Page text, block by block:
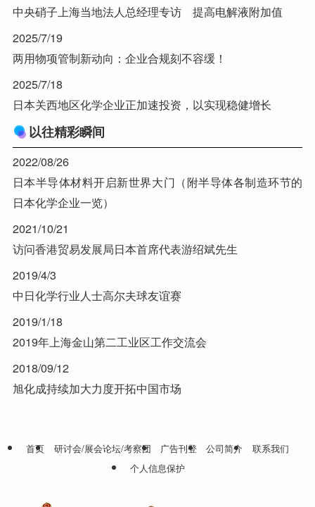
中央硝子上海当地法人总经理专访 提高电解液附加值
2025/7/19
两用物项管制新动向：企业合规刻不容缓！
2025/7/18
日本关西地区化学企业正加速投资，以实现稳健增长
以往精彩瞬间
2022/08/26
日本半导体材料开启新世界大门（附半导体各制造环节的
日本化学企业一览）
2021/10/21
访问香港贸易发展局日本首席代表游绍斌先生
2019/4/3
中日化学行业人士高尔夫球友谊赛
2019/1/18
2019年上海金山第二工业区工作交流会
2018/09/12
旭化成持续加大力度开拓中国市场
首页 研讨会/展会论坛/考察团 广告刊登 公司简介
联系我们
个人信息保护